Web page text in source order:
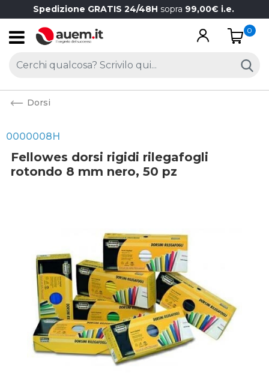
Spedizione GRATIS 24/48H sopra 99,00€ i.e.
Open
0
Dorsi
0000008H
Fellowes dorsi rigidi rilegafogli
rotondo 8 mm nero, 50 pz